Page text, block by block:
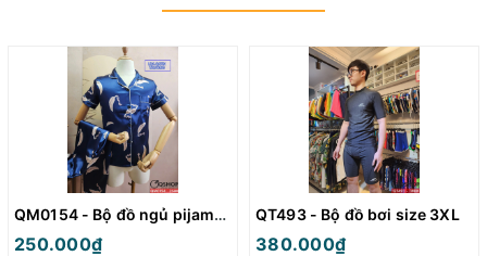
QM0154 - Bộ đồ ngủ pijama nữ
250.000₫
QT493 - Bộ đồ bơi size 3XL
380.000₫